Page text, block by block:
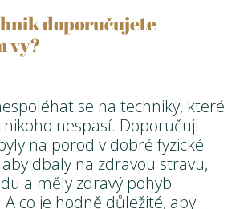
doporučujete
vy?
se na techniky, které
nespasí. Doporučuji
na porod v dobré fyzické
dbaly na zdravou stravu,
a měly zdravý pohyb
A co je hodně důležité, aby